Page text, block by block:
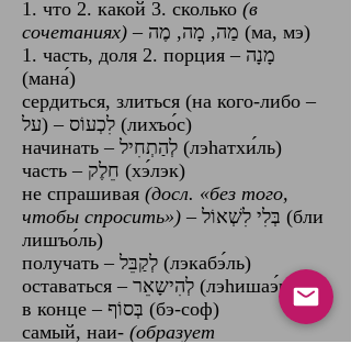
1. что 2. какой 3. сколько (в
сочетаниях)
‎–‎ מַה, מָה, מֶה (ма, мэ)
1. часть, доля 2. порция – מָנָה
(мана́)
сердиться, злиться (на кого-либо ‎–‎
על) ‎–‎ לִכְעוֹס (лихъо́с)
начинать – לְהַתְחִיל (лэhатхи́ль)
часть – חֵלֶק (хэ́лэк)
не спрашивая (досл. «без того,
чтобы спросить») ‎–‎ בְּלִי לִשְׁאוֹל (бли
лишъо́ль)
получать – לְקַבֵּל (лэкабэ́ль)
оставаться – לְהִישָאֵר (лэhишаэ́р)
в конце ‎–‎ בְּסוֹף (бэ-соф)
самый, наи- (образует